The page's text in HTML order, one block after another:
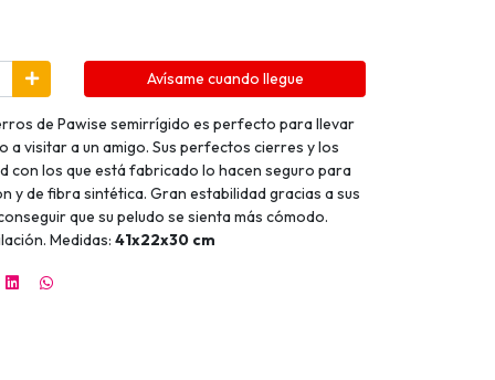
Avísame cuando llegue
de Pawise semirrígido es perfecto para llevar
a visitar a un amigo. Sus perfectos cierres y los
con los que está fabricado lo hacen seguro para
y de fibra sintética. Gran estabilidad gracias a sus
que su peludo se sienta más cómodo.
Medidas: 41x22x30 cm